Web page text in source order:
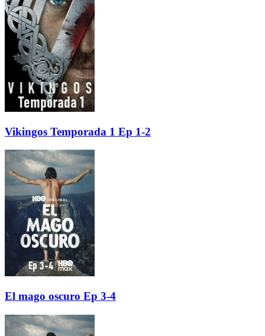
Vikingos Temporada 1 Ep 1-2
El mago oscuro Ep 3-4